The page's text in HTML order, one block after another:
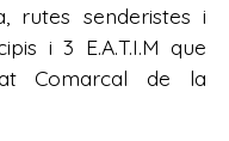
rutes senderistes i
i 3 E.A.T.I.M que
Comarcal de la